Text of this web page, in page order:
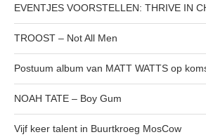
EVENTJES VOORSTELLEN: THRIVE IN
TROOST – Not All Men
Postuum album van MATT WATTS op
NOAH TATE – Boy Gum
Vijf keer talent in Buurtkroeg MosCow